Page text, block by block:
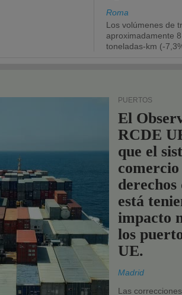
Roma
Los volúmenes de
aproximadamente
toneladas-km (-
PUERTOS
El
RCDE
que el
comercio
derechos
está
impacto
los
UE.
Madrid
Las